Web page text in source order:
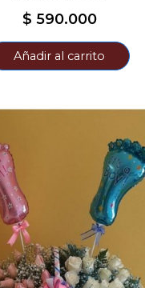
$ 590.000
Añadir al carrito